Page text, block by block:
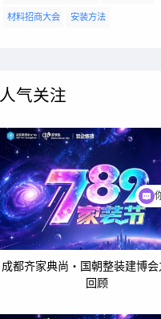
材料招商大会 安装方法
人气关注
成都齐家典尚・国朝整装建博
回顾